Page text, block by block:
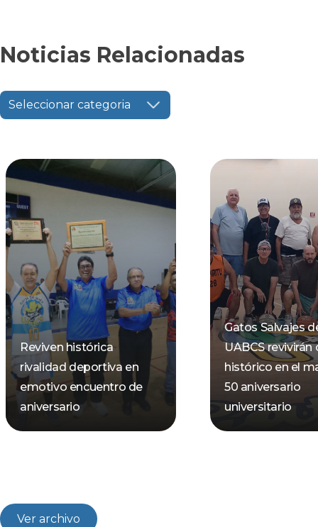
Noticias Relacionadas
Seleccionar categoria
Reviven histórica
rivalidad deportiva en
emotivo encuentro de
aniversario
Gatos Salvajes
UABCS revivirán
histórico en el
50 aniversario
universitario
Ver archivo